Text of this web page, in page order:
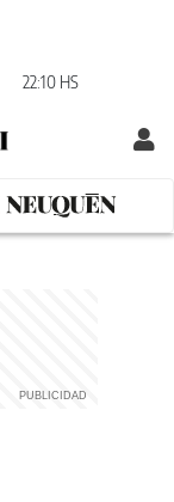
22:10 HS